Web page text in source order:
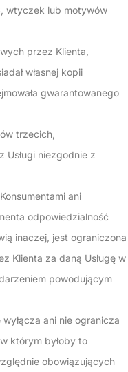
wtyczek lub motywów
przez Klienta,
własnej kopii
gwarantowanego
trzecich,
Usługi niezgodnie z
ani
odpowiedzialność
inaczej, jest ograniczona
Klienta za daną Usługę w
powodującym
ani nie ogranicza
którym byłoby to
obowiązujących